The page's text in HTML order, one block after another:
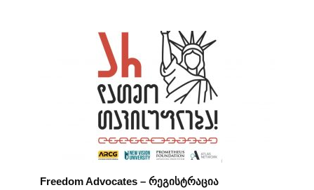
Freedom Advocates – რეგისტრაცია